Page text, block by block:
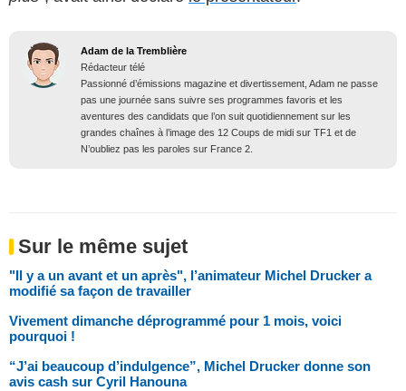
Adam de la Tremblière
Rédacteur télé
Passionné d’émissions magazine et divertissement, Adam ne passe
pas une journée sans suivre ses programmes favoris et les
aventures des candidats que l’on suit quotidiennement sur les
grandes chaînes à l’image des 12 Coups de midi sur TF1 et de
N’oubliez pas les paroles sur France 2.
Sur le même sujet
"Il y a un avant et un après", l’animateur Michel Drucker a
modifié sa façon de travailler
Vivement dimanche déprogrammé pour 1 mois, voici
pourquoi !
“J’ai beaucoup d’indulgence”, Michel Drucker donne son
avis cash sur Cyril Hanouna